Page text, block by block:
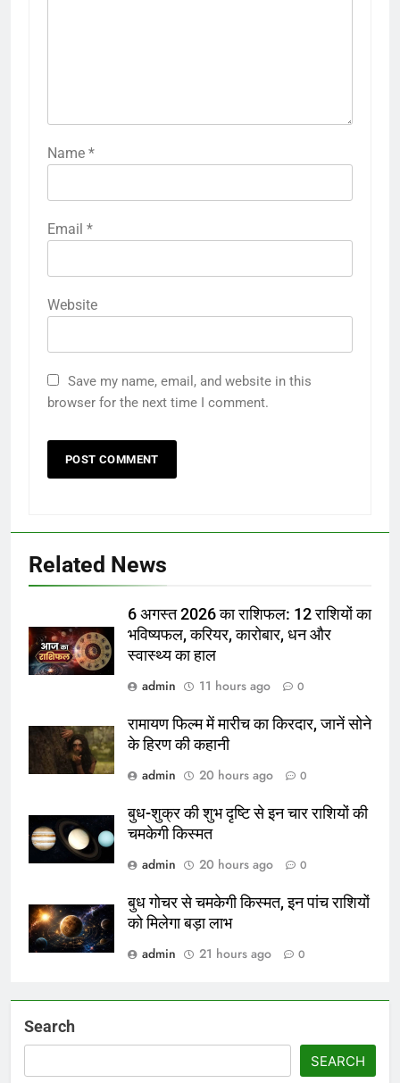
Name *
Email *
Website
Save my name, email, and website in this
browser for the next time I comment.
Related News
6 अगस्त 2026 का राशिफल: 12 राशियों का
भविष्यफल, करियर, कारोबार, धन और
स्वास्थ्य का हाल
admin
11 hours ago 0
रामायण फिल्म में मारीच का किरदार, जानें सोने
के हिरण की कहानी
admin
20 hours ago 0
बुध-शुक्र की शुभ दृष्टि से इन चार राशियों की
चमकेगी किस्मत
admin
20 hours ago 0
बुध गोचर से चमकेगी किस्मत, इन पांच राशियों
को मिलेगा बड़ा लाभ
admin
21 hours ago 0
Search
SEARCH